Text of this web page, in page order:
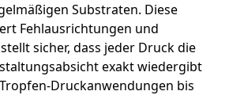
Substraten. Diese
Fehlausrichtungen und
sicher, dass jeder Druck die
exakt wiedergibt
Druckanwendungen bis